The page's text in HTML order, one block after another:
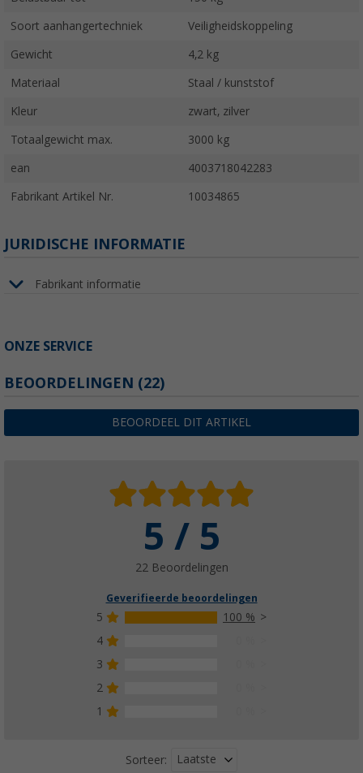
Soort aanhangertechniek Veiligheidskoppeling
Gewicht 4,2 kg
Materiaal Staal / kunststof
Kleur zwart, zilver
Totaalgewicht max. 3000 kg
ean 4003718042283
Fabrikant Artikel Nr. 10034865
JURIDISCHE INFORMATIE
Fabrikant informatie
ONZE SERVICE
BEOORDELINGEN (22)
BEOORDEEL DIT ARTIKEL
5 / 5
22 Beoordelingen
Geverifieerde beoordelingen
5
100 %
4
3
2
1
Sorteer: Laatste